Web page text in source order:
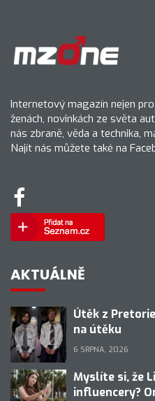
Internetový magazín nejen
ženách, novinkách ze světa
nás zbraně, věda a technika,
Najít nás můžete také na
AKTUÁLNĚ
Útěk z
na útěku
6 SRPNA, 2026
Myslíte si, že
influencery?